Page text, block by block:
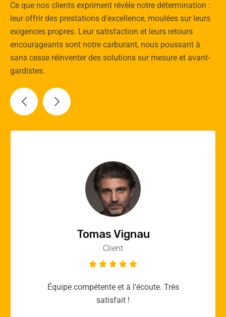
Ce que nos clients expriment révèle notre détermination :
leur offrir des prestations d'excellence, moulées sur leurs
exigences propres. Leur satisfaction et leurs retours
encourageants sont notre carburant, nous poussant à
sans cesse réinventer des solutions sur mesure et avant-
gardistes.
Vincent Quere
Client
Merci yellow365.work pour votre expertise!